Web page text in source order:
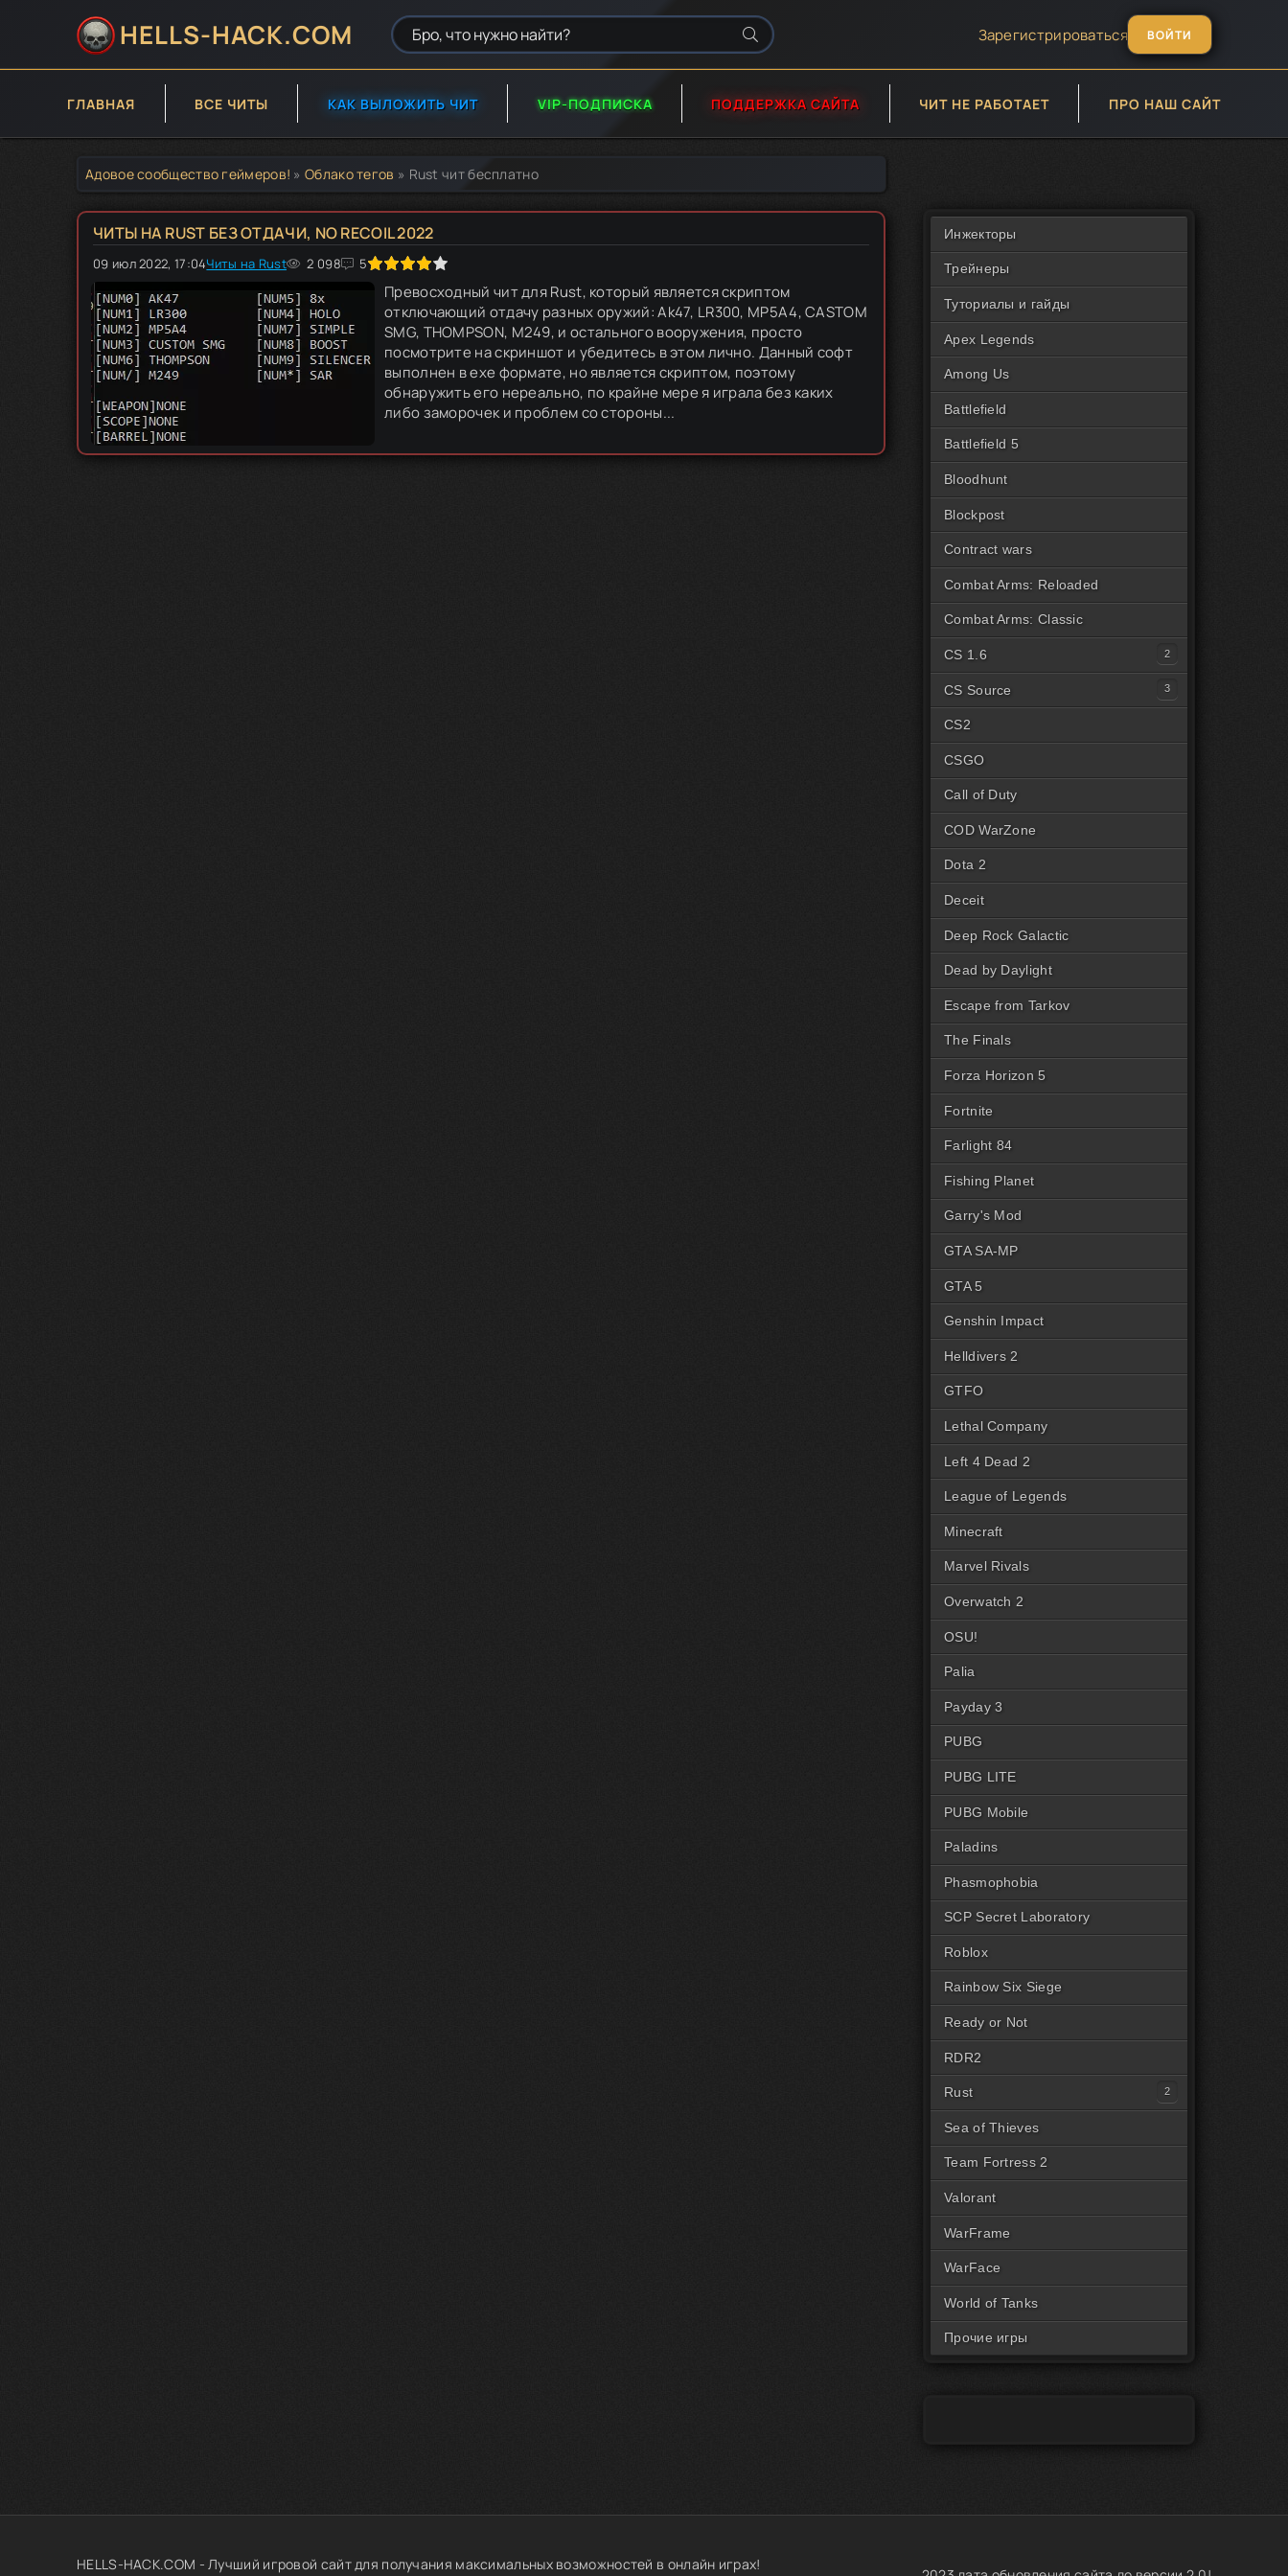
HELLS-HACK.COM Зарегистрироваться ВОЙТИ
ГЛАВНАЯ ВСЕ ЧИТЫ КАК ВЫЛОЖИТЬ ЧИТ VIP-ПОДПИСКА ПОДДЕРЖКА САЙТА ЧИТ НЕ РАБОТАЕТ ПРО НАШ САЙТ
Адовое сообщество геймеров! »Облако тегов » Rust чит бесплатно
ЧИТЫ НА RUST БЕЗ ОТДАЧИ, NO RECOIL 2022
09 июл 2022, 17:04Читы на Rust 2 098 5
80 1 2 3 4 5
Превосходный чит для Rust, который является скриптом
отключающий отдачу разных оружий: Ak47, LR300, MP5A4, CASTOM
SMG, THOMPSON, M249, и остального вооружения, просто
посмотрите на скриншот и убедитесь в этом лично. Данный софт
выполнен в exe формате, но является скриптом, поэтому
обнаружить его нереально, по крайне мере я играла без каких
либо заморочек и проблем со стороны...
Инжекторы
Трейнеры
Туториалы и гайды
Apex Legends
Among Us
Battlefield
Battlefield 5
Bloodhunt
Blockpost
Contract wars
Combat Arms: Reloaded
Combat Arms: Classic
CS 1.6
Читы для CS1.6 [Steam]
Читы для CS1.6 [Пиратка]
CS Source
Читы на CSS Steam
Читы на CSS Пиратка
CS2
CSGO
Call of Duty
COD WarZone
Dota 2
Deceit
Deep Rock Galactic
Dead by Daylight
Escape from Tarkov
The Finals
Forza Horizon 5
Fortnite
Farlight 84
Fishing Planet
Garry's Mod
GTA SA-MP
GTA 5
Genshin Impact
Helldivers 2
GTFO
Lethal Company
Left 4 Dead 2
League of Legends
Minecraft
Marvel Rivals
Overwatch 2
OSU!
Palia
Payday 3
PUBG
PUBG LITE
PUBG Mobile
Paladins
Phasmophobia
SCP Secret Laboratory
Roblox
Rainbow Six Siege
Ready or Not
RDR2
Rust
Читы на Rust Steam
Читы на Rust Пиратка
Sea of Thieves
Team Fortress 2
Valorant
WarFrame
WarFace
World of Tanks
Прочие игры
HELLS-HACK.COM - Лучший игровой сайт для получания максимальных возможностей в онлайн играх!